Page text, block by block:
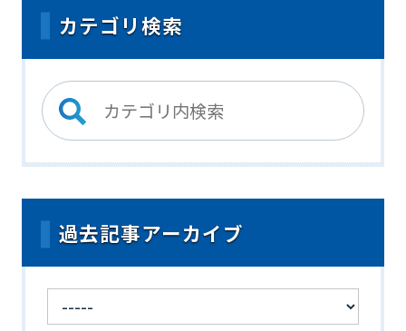
カテゴリ検索
過去記事アーカイブ